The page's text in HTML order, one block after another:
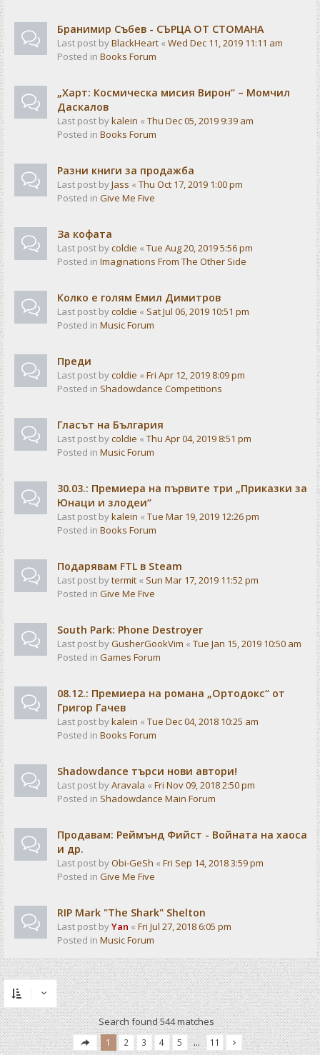
Бранимир Събев - СЪРЦА ОТ СТОМАНА
Last post byBlackHeart « Wed Dec 11, 2019 11:11 am
Posted in Books Forum
„Харт: Космическа мисия Вирон“ – Момчил
Даскалов
Last post bykalein « Thu Dec 05, 2019 9:39 am
Posted in Books Forum
Разни книги за продажба
Last post byJass « Thu Oct 17, 2019 1:00 pm
Posted in Give Me Five
За кофата
Last post bycoldie « Tue Aug 20, 2019 5:56 pm
Posted in Imaginations From The Other Side
Колко е голям Емил Димитров
Last post bycoldie « Sat Jul 06, 2019 10:51 pm
Posted in Music Forum
Преди
Last post bycoldie « Fri Apr 12, 2019 8:09 pm
Posted in Shadowdance Competitions
Гласът на България
Last post bycoldie « Thu Apr 04, 2019 8:51 pm
Posted in Music Forum
30.03.: Премиера на първите три „Приказки за
Юнаци и злодеи“
Last post bykalein « Tue Mar 19, 2019 12:26 pm
Posted in Books Forum
Подарявам FTL в Steam
Last post bytermit « Sun Mar 17, 2019 11:52 pm
Posted in Give Me Five
South Park: Phone Destroyer
Last post byGusherGookVim « Tue Jan 15, 2019 10:50 am
Posted in Games Forum
08.12.: Премиера на романа „Ортодокс“ от
Григор Гачев
Last post bykalein « Tue Dec 04, 2018 10:25 am
Posted in Books Forum
Shadowdance търси нови автори!
Last post byAravala « Fri Nov 09, 2018 2:50 pm
Posted in Shadowdance Main Forum
Продавам: Реймънд Фийст - Войната на хаоса
и др.
Last post byObi-GeSh « Fri Sep 14, 2018 3:59 pm
Posted in Give Me Five
RIP Mark "The Shark" Shelton
Last post byYan « Fri Jul 27, 2018 6:05 pm
Posted in Music Forum
Search found 544 matches
1 2 3 4 5 … 11